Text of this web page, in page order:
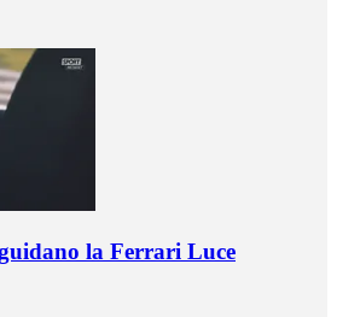
la Ferrari Luce